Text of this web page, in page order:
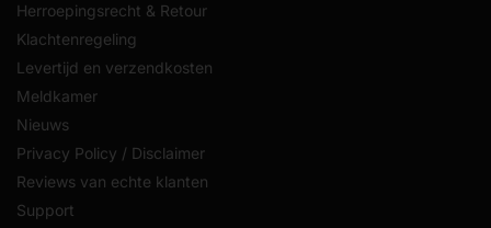
Herroepingsrecht & Retour
Klachtenregeling
Levertijd en verzendkosten
Meldkamer
Nieuws
Privacy Policy / Disclaimer
Reviews van echte klanten
Support